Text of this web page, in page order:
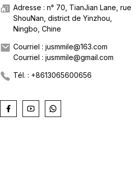
Adresse : n° 70, TianJian Lane, rue
ShouNan, district de Yinzhou,
Ningbo, Chine
Courriel : jusmmile@163.com
Courriel : jusmmile@gmail.com
Tél. : +8613065600656